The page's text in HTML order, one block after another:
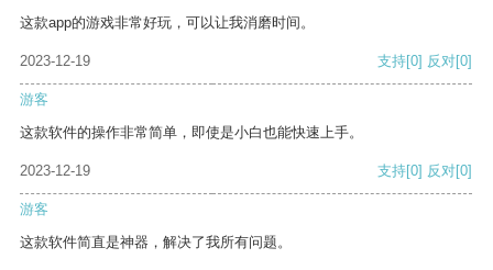
这款app的游戏非常好玩，可以让我消磨时间。
2023-12-19 支持[0] 反对[0]
游客
这款软件的操作非常简单，即使是小白也能快速上手。
2023-12-19 支持[0] 反对[0]
游客
这款软件简直是神器，解决了我所有问题。